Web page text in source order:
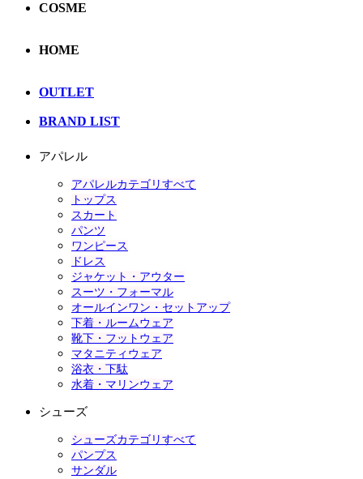
COSME
HOME
OUTLET
BRAND LIST
アパレル
アパレルカテゴリすべて
トップス
スカート
パンツ
ワンピース
ドレス
ジャケット・アウター
スーツ・フォーマル
オールインワン・セットアップ
下着・ルームウェア
靴下・フットウェア
マタニティウェア
浴衣・下駄
水着・マリンウェア
シューズ
シューズカテゴリすべて
パンプス
サンダル